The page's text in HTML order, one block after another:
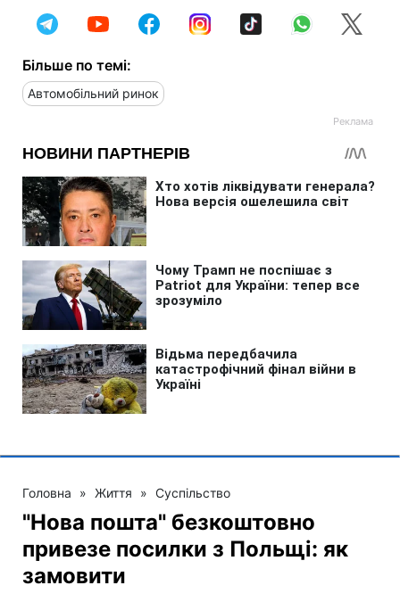
Більше по темі:
Автомобільний ринок
Головна » Життя » Суспільство
"Нова пошта" безкоштовно
привезе посилки з Польщі: як
замовити